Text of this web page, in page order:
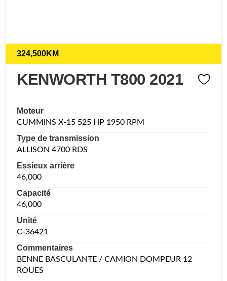
324,500KM
KENWORTH T800 2021
Moteur
CUMMINS X-15 525 HP 1950 RPM
Type de transmission
ALLISON 4700 RDS
Essieux arrière
46,000
Capacité
46,000
Unité
C-36421
Commentaires
BENNE BASCULANTE / CAMION DOMPEUR 12
ROUES